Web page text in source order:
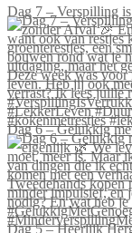
Dag 7 – Verspilling
Dag 6 – Gelukkig
Dag 5 – Heerlijk